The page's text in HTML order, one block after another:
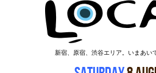
新宿、原宿、渋谷エリア。いまあい